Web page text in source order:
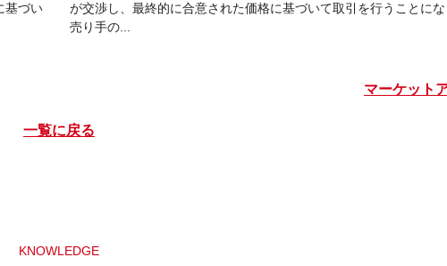
基づい
が交渉し、最終的に合意された価格に基づいて取引を行うことにな
売り手の...
マーケット
一覧に戻る
KNOWLEDGE